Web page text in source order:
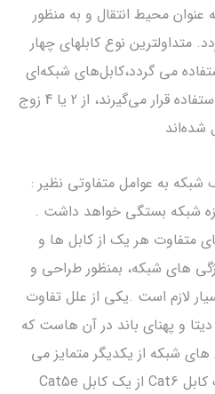
محیط انتقال و به منظور
متداولترین نوع کابلهای چهار
می گردد،کابل‌های شبکه‌ای
که امروزه به طور معمول مورد استفاده قرار می‌گیرند، از 2 یا 4 زوج
شده‌اند
به عوامل متفاوتی نظیر :
شبکه بستگی خواهد داشت .
متفاوت هر یک از کابل ها و
های شبکه، بمنظور طراحی و
لازم است .یکی از علل تفاوت
و پهنای باند در آن هاست که
های شبکه از یکدیگر متمایز می
شوند. سرعت و پهنای باند یک کابل Cat6 از یک کابل Cat5e